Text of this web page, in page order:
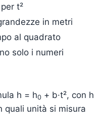
t²
in metri
al quadrato
solo i numeri
h = h0 + b·t², con h
quali unità si misura